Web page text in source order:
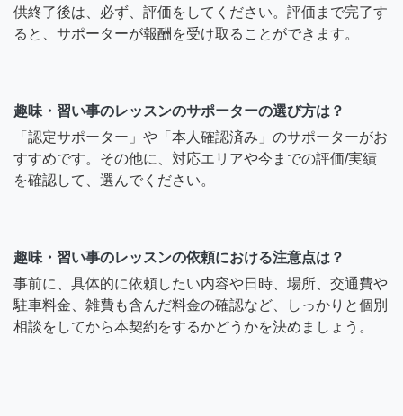
供終了後は、必ず、評価をしてください。評価まで完了す
ると、サポーターが報酬を受け取ることができます。
趣味・習い事のレッスンのサポーターの選び方は？
「認定サポーター」や「本人確認済み」のサポーターがお
すすめです。その他に、対応エリアや今までの評価/実績
を確認して、選んでください。
趣味・習い事のレッスンの依頼における注意点は？
事前に、具体的に依頼したい内容や日時、場所、交通費や
駐車料金、雑費も含んだ料金の確認など、しっかりと個別
相談をしてから本契約をするかどうかを決めましょう。